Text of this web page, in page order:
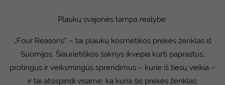
Plaukų svajonės tampa realybe.
„Four Reasons“ – tai plaukų kosmetikos prekės ženklas iš
Suomijos. Šiaurietiškos šaknys įkvepia kurti paprastus,
protingus ir veiksmingus sprendimus – kurie iš tiesų veikia –
ir tai atsispindi visame, ką kuria šis prekės ženklas.